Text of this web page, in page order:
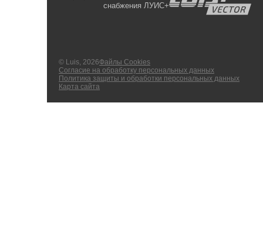
снабжения ЛУИС+
© Luis, 2026Файлы Cookies
Согласие на обработку персональных данных
Политика защиты и обработки персональных данных
Карта сайта